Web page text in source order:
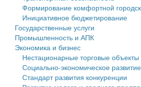
Государственные услуги
Промышленность и АПК
Экономика и бизнес
Символика
Устав
Гостям округа
Туризм
муниципального округа Тверской
Администрация Кашинского
Тверской области
Управление сельскими территориями
Финансовое управление
Бюджет для граждан
Имущество
Выявление правообладателей ранее
Формирование комфортной
Инициативное бюджетирование
Государственные услуги
Промышленность и АПК
Экономика и бизнес
Нестационарные торговые объекты
Социально-экономическое развитие
Стандарт развития конкуренции